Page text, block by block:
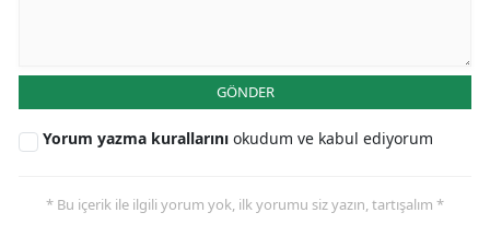
GÖNDER
Yorum yazma kurallarını okudum ve kabul ediyorum
* Bu içerik ile ilgili yorum yok, ilk yorumu siz yazın, tartışalım *